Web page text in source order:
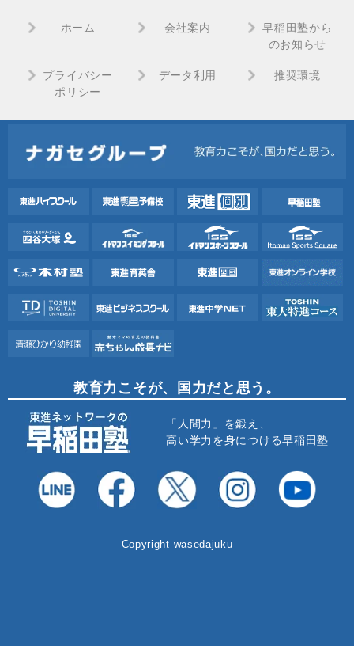
ホーム 会社案内
早稲田塾から
のお知らせ
プライバシー
ポリシー
データ利用 推奨環境
教育力こそが、国力だと思う。
「人間力」を鍛え、
高い学力を身につける早稲田塾
Copyright wasedajuku